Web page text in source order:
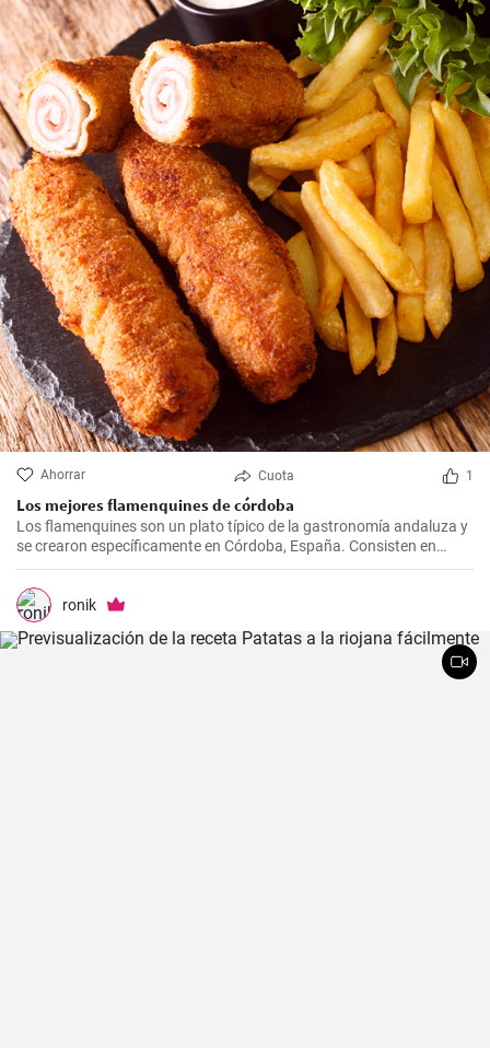
Ahorrar Cuota 1
Los mejores flamenquines de córdoba
Los flamenquines son un plato típico de la gastronomía andaluza y
se crearon específicamente en Córdoba, España. Consisten en
rollitos de jamón serrano y carne de cerdo empanados y fritos. Son
crujientes por fuera y jugosos por dentro, generalmente se sirven
como tapas y son comúnmente acompañados con papas fritas y
mayonesa.
ronik